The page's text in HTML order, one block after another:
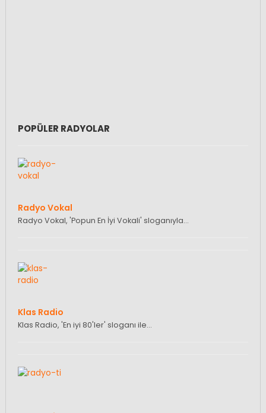
POPÜLER RADYOLAR
Radyo Vokal
Radyo Vokal, 'Popun En İyi Vokali' sloganıyla…
Klas Radio
Klas Radio, 'En iyi 80'ler' sloganı ile…